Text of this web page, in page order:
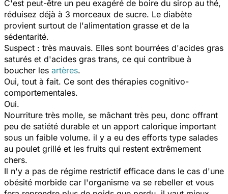
C'est peut-être un peu exagéré de boire du sirop au thé,
réduisez déjà à 3 morceaux de sucre. Le diabète
provient surtout de l'alimentation grasse et de la
sédentarité.
Suspect : très mauvais. Elles sont bourrées d'acides gras
saturés et d'acides gras trans, ce qui contribue à
boucher les artères.
Oui, tout à fait. Ce sont des thérapies cognitivo-
comportementales.
Oui.
Nourriture très molle, se mâchant très peu, donc offrant
peu de satiété durable et un apport calorique important
sous un faible volume. il y a eu des efforts type salades
au poulet grillé et les fruits qui restent extrêmement
chers.
Il n'y a pas de régime restrictif efficace dans le cas d'une
obésité morbide car l'organisme va se rebeller et vous